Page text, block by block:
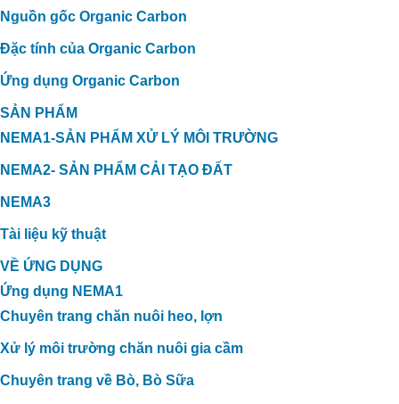
Nguồn gốc Organic Carbon
Đặc tính của Organic Carbon
Ứng dụng Organic Carbon
SẢN PHẨM
NEMA1-SẢN PHẨM XỬ LÝ MÔI TRƯỜNG
NEMA2- SẢN PHẨM CẢI TẠO ĐẤT
NEMA3
Tài liệu kỹ thuật
VỀ ỨNG DỤNG
Ứng dụng NEMA1
Chuyên trang chăn nuôi heo, lợn
Xử lý môi trường chăn nuôi gia cầm
Chuyên trang về Bò, Bò Sữa